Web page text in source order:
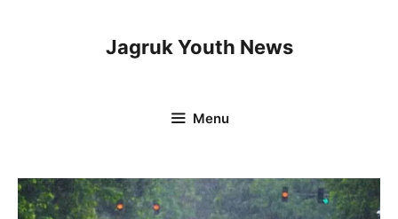
Jagruk Youth News
Menu